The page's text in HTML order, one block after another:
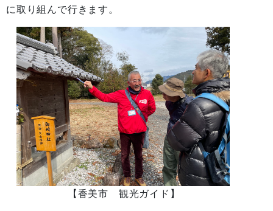
に取り組んで行きます。
【香美市 観光ガイド】